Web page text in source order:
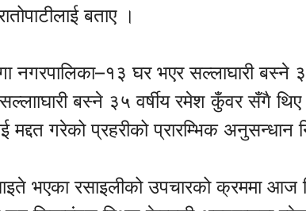
बताए ।
नगरपालिका–१३ घर भएर सल्लाघारी बस्ने
बस्ने ३५ वर्षीय रमेश कुँवर सँगै
गरेको प्रहरीको प्रारम्भिक अनुसन्धान
भएका रसाइलीको उपचारको क्रममा आज